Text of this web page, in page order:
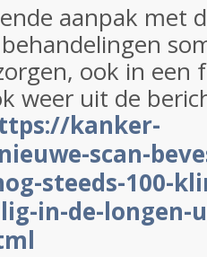
aanpak met
ook in een
weer uit de
kanker-
scan-
steeds-100-
in-de-longen-